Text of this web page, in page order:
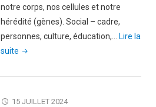
notre corps, nos cellules et notre
hérédité (gènes). Social – cadre,
personnes, culture, éducation,…
Lire la
suite "Comment
on
15 JUILLET 2024